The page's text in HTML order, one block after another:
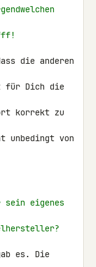
die anderen
für Dich die
korrekt zu
unbedingt von
sein eigenes
es. Die